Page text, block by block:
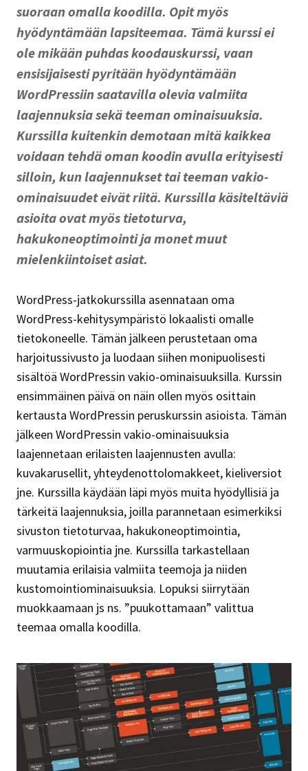
suoraan omalla koodilla. Opit myös
hyödyntämään lapsiteemaa. Tämä kurssi ei
ole mikään puhdas koodauskurssi, vaan
ensisijaisesti pyritään hyödyntämään
WordPressiin saatavilla olevia valmiita
laajennuksia sekä teeman ominaisuuksia.
Kurssilla kuitenkin demotaan mitä kaikkea
voidaan tehdä oman koodin avulla erityisesti
silloin, kun laajennukset tai teeman vakio-
ominaisuudet eivät riitä. Kurssilla käsiteltäviä
asioita ovat myös tietoturva,
hakukoneoptimointi ja monet muut
mielenkiintoiset asiat.
WordPress-jatkokurssilla asennataan oma
WordPress-kehitysympäristö lokaalisti omalle
tietokoneelle. Tämän jälkeen perustetaan oma
harjoitussivusto ja luodaan siihen monipuolisesti
sisältöä WordPressin vakio-ominaisuuksilla. Kurssin
ensimmäinen päivä on näin ollen myös osittain
kertausta WordPressin peruskurssin asioista. Tämän
jälkeen WordPressin vakio-ominaisuuksia
laajennetaan erilaisten laajennusten avulla:
kuvakarusellit, yhteydenottolomakkeet, kieliversiot
jne. Kurssilla käydään läpi myös muita hyödyllisiä ja
tärkeitä laajennuksia, joilla parannetaan esimerkiksi
sivuston tietoturvaa, hakukoneoptimointia,
varmuuskopiointia jne. Kurssilla tarkastellaan
muutamia erilaisia valmiita teemoja ja niiden
kustomointiominaisuuksia. Lopuksi siirrytään
muokkaamaan js ns. ”puukottamaan” valittua
teemaa omalla koodilla.